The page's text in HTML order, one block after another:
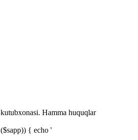
Hamma huquqlar
{ echo '